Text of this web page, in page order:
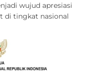
wujud apresiasi
di tingkat nasional